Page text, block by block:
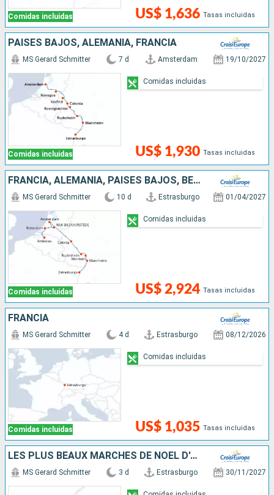
Comidas incluidas US$ 1,636 Tasas incluidas
PAISES BAJOS, ALEMANIA, FRANCIA
Comidas incluidas
MS Gerard Schmitter 7 d Amsterdam 19/10/2027
US$ 1,930 Tasas incluidas
Comidas incluidas
FRANCIA, ALEMANIA, PAISES BAJOS, BÉLGICA
Comidas incluidas
MS Gerard Schmitter 10 d Estrasburgo 01/04/2027
US$ 2,924 Tasas incluidas
Comidas incluidas
FRANCIA
Comidas incluidas
MS Gerard Schmitter 4 d Estrasburgo 08/12/2026
US$ 1,035 Tasas incluidas
Comidas incluidas
LES PLUS BEAUX MARCHÉS DE NOËL D'ALSACE EN CROISIÈRE - STRASBOURG ET COLMAR, SAVEURS, LUMIÈRES ET FÉERIES DE L'AVENT : QUAND LA TRADITION ENCHANTE LES SENS
MS Gerard Schmitter 3 d Estrasburgo 30/11/2027